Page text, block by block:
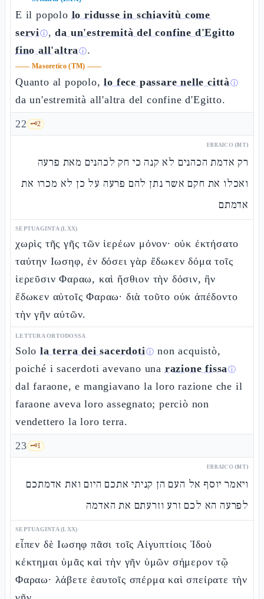
E il popolo lo ridusse in schiavitù come
serviⓘ,da un'estremità del confine d'Egitto
fino all'altraⓘ.
—— Masoretico (TM) ——
Quanto al popolo,lo fece passare nelle cittàⓘ
da un'estremità all'altra del confine d'Egitto.
22 🗝️2
EBRAICO (MT)
רק אדמת הכהנים לא קנה כי חק לכהנים מאת פרעה
ואכלו את חקם אשר נתן להם פרעה על כן לא מכרו את
אדמתם
SEPTUAGINTA (LXX)
χωρὶς τῆς γῆς τῶν ἱερέων μόνον· οὐκ ἐκτήσατο
ταύτην Ιωσηφ, ἐν δόσει γὰρ ἔδωκεν δόμα τοῖς
ἱερεῦσιν Φαραω, καὶ ἤσθιον τὴν δόσιν, ἣν
ἔδωκεν αὐτοῖς Φαραω· διὰ τοῦτο οὐκ ἀπέδοντο
τὴν γῆν αὐτῶν.
LETTURA ORTODOSSA
Solo la terra dei sacerdotiⓘ non acquistò,
poiché i sacerdoti avevano una razione fissaⓘ
dal faraone, e mangiavano la loro razione che il
faraone aveva loro assegnato; perciò non
vendettero la loro terra.
23 🗝️1
EBRAICO (MT)
ויאמר יוסף אל העם הן קניתי אתכם היום ואת אדמתכם
לפרעה הא לכם זרע וזרעתם את האדמה
SEPTUAGINTA (LXX)
εἶπεν δὲ Ιωσηφ πᾶσι τοῖς Αἰγυπτίοις Ἰδοὺ
κέκτημαι ὑμᾶς καὶ τὴν γῆν ὑμῶν σήμερον τῷ
Φαραω· λάβετε ἑαυτοῖς σπέρμα καὶ σπείρατε τὴν